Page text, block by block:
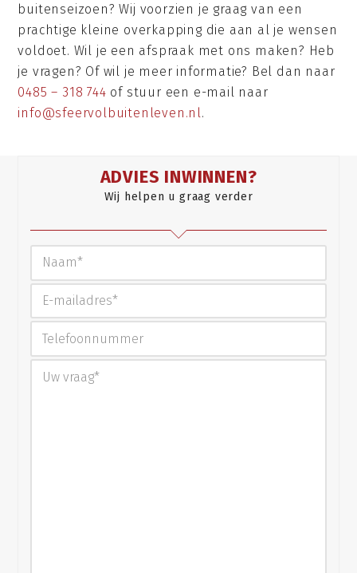
buitenseizoen? Wij voorzien je graag van een
prachtige kleine overkapping die aan al je wensen
voldoet. Wil je een afspraak met ons maken? Heb
je vragen? Of wil je meer informatie? Bel dan naar
0485 – 318 744 of stuur een e-mail naar
info@sfeervolbuitenleven.nl .
ADVIES INWINNEN?
Wij helpen u graag verder